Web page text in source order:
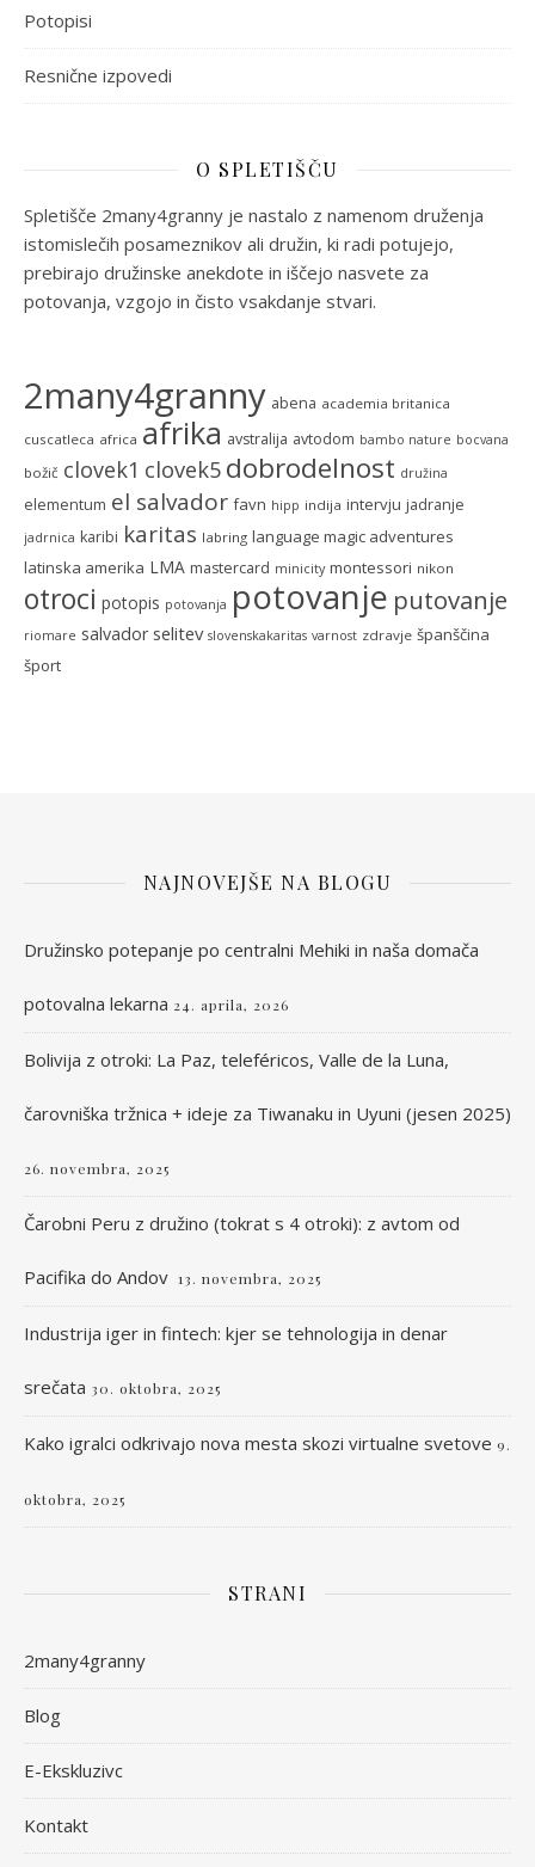
Potopisi
Resnične izpovedi
O SPLETIŠČU
Spletišče 2many4granny je nastalo z namenom druženja
istomislečih posameznikov ali družin, ki radi potujejo,
prebirajo družinske anekdote in iščejo nasvete za
potovanja, vzgojo in čisto vsakdanje stvari.
2many4granny abena academia britanica
cuscatleca africa afrika avstralija avtodom bambo nature bocvana
božič clovek1 clovek5 dobrodelnost družina
elementum el salvador favn hipp indija intervju jadranje
jadrnica karibi karitas labring language magic adventures
latinska amerika LMA mastercard minicity montessori nikon
otroci potopis potovanja potovanje putovanje
riomare salvador selitev slovenskakaritas varnost zdravje španščina
šport
NAJNOVEJŠE NA BLOGU
Družinsko potepanje po centralni Mehiki in naša domača
potovalna lekarna 24. aprila, 2026
Bolivija z otroki: La Paz, teleféricos, Valle de la Luna,
čarovniška tržnica + ideje za Tiwanaku in Uyuni (jesen 2025)
26. novembra, 2025
Čarobni Peru z družino (tokrat s 4 otroki): z avtom od
Pacifika do Andov 13. novembra, 2025
Industrija iger in fintech: kjer se tehnologija in denar
srečata 30. oktobra, 2025
Kako igralci odkrivajo nova mesta skozi virtualne svetove 9.
oktobra, 2025
STRANI
2many4granny
Blog
E-Ekskluzivc
Kontakt